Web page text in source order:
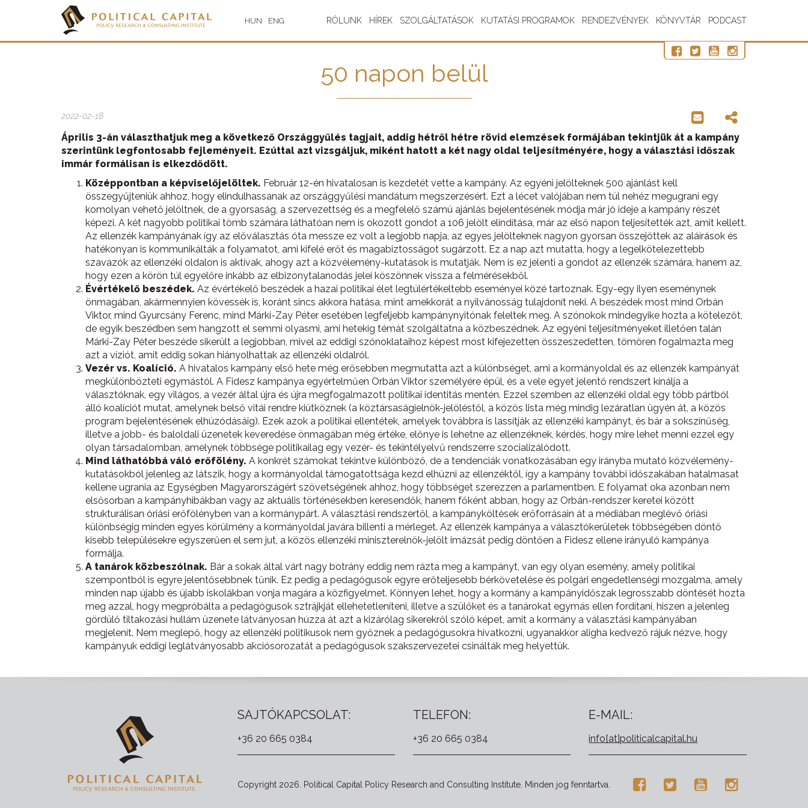
HUN ENG RÓLUNK HÍREK SZOLGÁLTATÁSOK KUTATÁSI PROGRAMOK RENDEZVÉNYEK KÖNYVTÁR PODCAST
50 napon belül
2022-02-18
Április 3-án választhatjuk meg a következő Országgyűlés tagjait, addig hétről hétre rövid elemzések formájában tekintjük át a kampány
szerintünk legfontosabb fejleményeit. Ezúttal azt vizsgáljuk, miként hatott a két nagy oldal teljesítményére, hogy a választási időszak
immár formálisan is elkezdődött.
Középpontban a képviselőjelöltek. Február 12-én hivatalosan is kezdetét vette a kampány. Az egyéni jelölteknek 500 ajánlást kell
összegyűjteniük ahhoz, hogy elindulhassanak az országgyűlési mandátum megszerzésért. Ezt a lécet valójában nem túl nehéz megugrani egy
komolyan vehető jelöltnek, de a gyorsaság, a szervezettség és a megfelelő számú ajánlás bejelentésének módja már jó ideje a kampány részét
képezi. A két nagyobb politikai tömb számára láthatóan nem is okozott gondot a 106 jelölt elindítása, már az első napon teljesítették azt, amit kellett.
Az ellenzék kampányának így az előválasztás óta messze ez volt a legjobb napja, az egyes jelölteknek nagyon gyorsan összejöttek az aláírások és
hatékonyan is kommunikálták a folyamatot, ami kifelé erőt és magabiztosságot sugárzott. Ez a nap azt mutatta, hogy a legelkötelezettebb
szavazók az ellenzéki oldalon is aktívak, ahogy azt a közvélemény-kutatások is mutatják. Nem is ez jelenti a gondot az ellenzék számára, hanem az,
hogy ezen a körön túl egyelőre inkább az elbizonytalanodás jelei köszönnek vissza a felmérésekből.
Évértékelő beszédek. Az évértékelő beszédek a hazai politikai élet legtúlértékeltebb eseményei közé tartoznak. Egy-egy ilyen eseménynek
önmagában, akármennyien kövessék is, koránt sincs akkora hatása, mint amekkorát a nyilvánosság tulajdonít neki. A beszédek most mind Orbán
Viktor, mind Gyurcsány Ferenc, mind Márki-Zay Péter esetében legfeljebb kampánynyitónak feleltek meg. A szónokok mindegyike hozta a kötelezőt,
de egyik beszédben sem hangzott el semmi olyasmi, ami hetekig témát szolgáltatna a közbeszédnek. Az egyéni teljesítményeket illetően talán
Márki-Zay Péter beszéde sikerült a legjobban, mivel az eddigi szónoklataihoz képest most kifejezetten összeszedetten, tömören fogalmazta meg
azt a víziót, amit eddig sokan hiányolhattak az ellenzéki oldalról.
Vezér vs. Koalíció. A hivatalos kampány első hete még erősebben megmutatta azt a különbséget, ami a kormányoldal és az ellenzék kampányát
megkülönbözteti egymástól. A Fidesz kampánya egyértelműen Orbán Viktor személyére épül, és a vele egyet jelentő rendszert kínálja a
választóknak, egy világos, a vezér által újra és újra megfogalmazott politikai identitás mentén. Ezzel szemben az ellenzéki oldal egy több pártból
álló koalíciót mutat, amelynek belső vitái rendre kiütköznek (a köztársaságielnök-jelöléstől, a közös lista még mindig lezáratlan ügyén át, a közös
program bejelentésének elhúzódásáig). Ezek azok a politikai ellentétek, amelyek továbbra is lassítják az ellenzéki kampányt, és bár a sokszínűség,
illetve a jobb- és baloldali üzenetek keveredése önmagában még értéke, előnye is lehetne az ellenzéknek, kérdés, hogy mire lehet menni ezzel egy
olyan társadalomban, amelynek többsége politikailag egy vezér- és tekintélyelvű rendszerre szocializálódott.
Mind láthatóbbá váló erőfölény. A konkrét számokat tekintve különböző, de a tendenciák vonatkozásában egy irányba mutató közvélemény-
kutatásokból jelenleg az látszik, hogy a kormányoldal támogatottsága kezd elhúzni az ellenzéktől, így a kampány további időszakában hatalmasat
kellene ugrania az Egységben Magyarországért szövetségének ahhoz, hogy többséget szerezzen a parlamentben. E folyamat oka azonban nem
elsősorban a kampányhibákban vagy az aktuális történésekben keresendők, hanem főként abban, hogy az Orbán-rendszer keretei között
strukturálisan óriási erőfölényben van a kormánypárt. A választási rendszertől, a kampányköltések erőforrásain át a médiában meglévő óriási
különbségig minden egyes körülmény a kormányoldal javára billenti a mérleget. Az ellenzék kampánya a választókerületek többségében döntő
kisebb településekre egyszerűen el sem jut, a közös ellenzéki miniszterelnök-jelölt imázsát pedig döntően a Fidesz ellene irányuló kampánya
formálja.
A tanárok közbeszólnak. Bár a sokak által várt nagy botrány eddig nem rázta meg a kampányt, van egy olyan esemény, amely politikai
szempontból is egyre jelentősebbnek tűnik. Ez pedig a pedagógusok egyre erőteljesebb bérkövetelése és polgári engedetlenségi mozgalma, amely
minden nap újabb és újabb iskolákban vonja magára a közfigyelmet. Könnyen lehet, hogy a kormány a kampányidőszak legrosszabb döntését hozta
meg azzal, hogy megpróbálta a pedagógusok sztrájkját ellehetetleníteni, illetve a szülőket és a tanárokat egymás ellen fordítani, hiszen a jelenleg
gördülő tiltakozási hullám üzenete látványosan húzza át azt a kizárólag sikerekről szóló képet, amit a kormány a választási kampányában
megjelenít. Nem meglepő, hogy az ellenzéki politikusok nem győznek a pedagógusokra hivatkozni, ugyanakkor aligha kedvező rájuk nézve, hogy
kampányuk eddigi leglátványosabb akciósorozatát a pedagógusok szakszervezetei csinálták meg helyettük.
SAJTÓKAPCSOLAT:
+36 20 665 0384
TELEFON:
+36 20 665 0384
E-MAIL:
info[at]politicalcapital.hu
Copyright 2026. Political Capital Policy Research and Consulting Institute. Minden jog fenntartva.